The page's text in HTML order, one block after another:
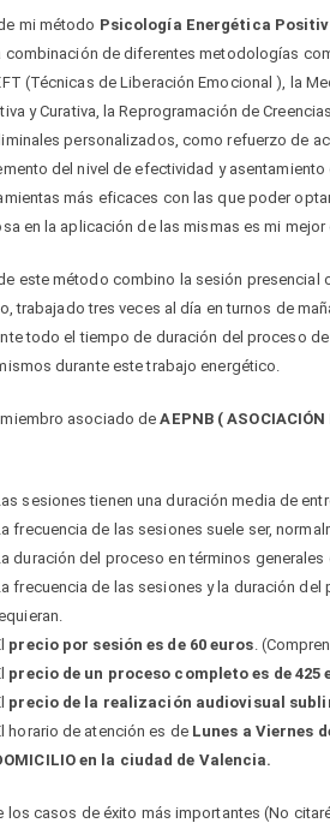
mi método Psicología Energética
combinación de diferentes metodologías
(Técnicas de Liberación Emocional ), la
y Curativa, la Reprogramación de
personalizados, como refuerzo de
del nivel de efectividad y
más eficaces con las que poder
en la aplicación de las mismas es mi
este método combino la sesión presencial
trabajado tres veces al día en turnos de
todo el tiempo de duración del proceso
durante este trabajo energético.
asociado deAEPNB (
sesiones tienen una duración media de
frecuencia de las sesiones suele ser,
duración del proceso en términos
frecuencia de las sesiones y la duración
precio por sesión es de 60 euros.
precio de un proceso completo es de 425
precio de la realización audiovisual
horario de atención es de Lunes a Viernes
en la ciudad de Valencia.
los casos de éxito más importantes (No